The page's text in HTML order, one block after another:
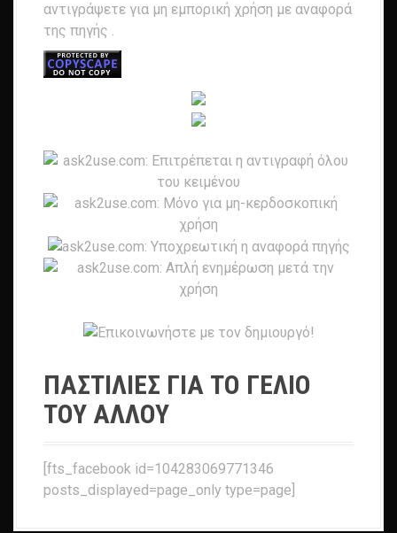
αντιγράψετε για μη εμπορική χρήση με αναφορά
της πηγής .
ΠΑΣΤΙΛΙΕΣ ΓΙΑ ΤΟ ΓΕΛΙΟ
ΤΟΥ ΑΛΛΟΥ
[fts_facebook id=104283069771346
posts_displayed=page_only type=page]